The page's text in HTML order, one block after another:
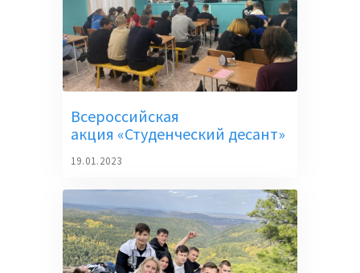
Всероссийская
акция «Студенческий десант»
19.01.2023